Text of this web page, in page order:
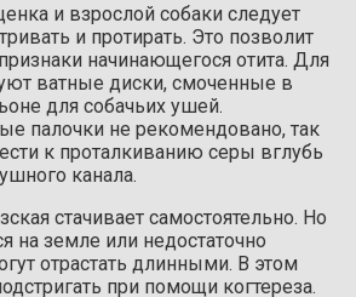
и взрослой собаки следует
и протирать. Это позволит
начинающегося отита. Для
ватные диски, смоченные в
для собачьих ушей.
палочки не рекомендовано, так
к проталкиванию серы вглубь
канала.
стачивает самостоятельно. Но
на земле или недостаточно
отрастать длинными. В этом
при помощи когтереза.